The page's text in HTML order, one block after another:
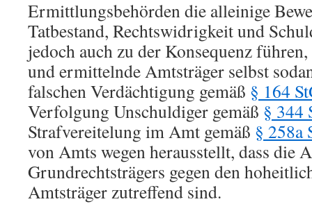
Ermittlungsbehörden die alleinige
Tatbestand, Rechtswidrigkeit und
jedoch auch zu der Konsequenz führen,
und ermittelnde Amtsträger selbst
falschen Verdächtigung gemäß § 164
Verfolgung Unschuldiger gemäß § 344
Strafvereitelung im Amt gemäß § 258a
von Amts wegen herausstellt, dass die
Grundrechtsträgers gegen den
Amtsträger zutreffend sind.